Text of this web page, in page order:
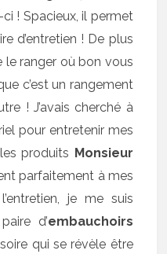
! Spacieux, il permet
d’entretien ! De plus
ranger où bon vous
c’est un rangement
! J’avais cherché à
pour entretenir mes
produits Monsieur
parfaitement à mes
je me suis
d’embauchoirs
qui se révèle être